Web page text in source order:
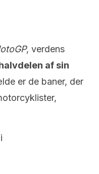
, verdens
af sin
er de baner, der